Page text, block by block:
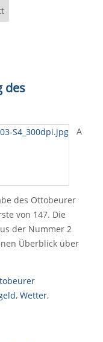
des
A
des Ottobeurer
von 147. Die
der Nummer 2
Überblick über
, Wetter,